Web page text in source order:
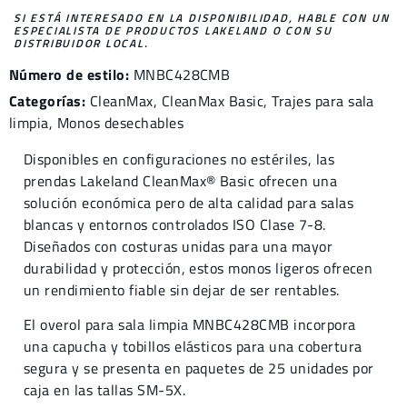
SI ESTÁ INTERESADO EN LA DISPONIBILIDAD, HABLE CON UN
ESPECIALISTA DE PRODUCTOS LAKELAND O CON SU
DISTRIBUIDOR LOCAL.
Número de estilo: MNBC428CMB
Categorías: CleanMax, CleanMax Basic,Trajes para sala
limpia, Monos desechables
Disponibles en configuraciones no estériles, las
prendas Lakeland CleanMax® Basic ofrecen una
solución económica pero de alta calidad para salas
blancas y entornos controlados ISO Clase 7-8.
Diseñados con costuras unidas para una mayor
durabilidad y protección, estos monos ligeros ofrecen
un rendimiento fiable sin dejar de ser rentables.
El overol para sala limpia MNBC428CMB incorpora
una capucha y tobillos elásticos para una cobertura
segura y se presenta en paquetes de 25 unidades por
caja en las tallas SM-5X.